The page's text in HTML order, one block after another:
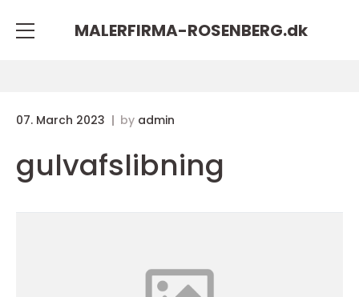
MALERFIRMA-ROSENBERG.dk
07. March 2023 by admin
gulvafslibning